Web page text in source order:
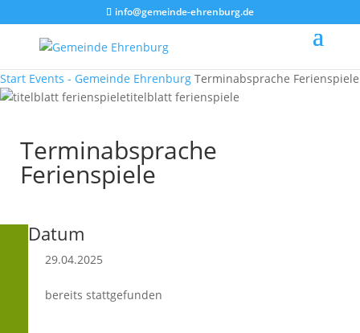
info@gemeinde-ehrenburg.de
Start Events - Gemeinde Ehrenburg Terminabsprache Ferienspiele
titelblatt ferienspiele
Terminabsprache
Ferienspiele
Datum
29.04.2025
bereits stattgefunden